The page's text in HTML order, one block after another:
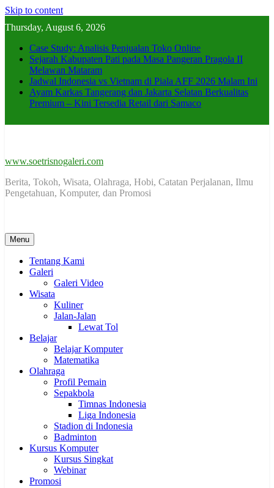
Skip to content
Thursday, August 6, 2026
Case Study: Analisis Penjualan Toko Online
Sejarah Kabupaten Pati pada Masa Pangeran Pragola II
Melawan Mataram
Jadwal Indonesia vs Vietnam di Piala AFF 2026 Malam Ini
Ayam Karkas Tangerang dan Jakarta Selatan Berkualitas
Premium – Kini Tersedia Retail dari Samaco
www.soetrisnogaleri.com
Berita, Tokoh, Wisata, Olahraga, Hobi, Catatan Perjalanan, Ilmu
Pengetahuan, Komputer, dan Promosi
Menu
Tentang Kami
Galeri
Galeri Video
Wisata
Kuliner
Jalan-Jalan
Lewat Tol
Belajar
Belajar Komputer
Matematika
Olahraga
Profil Pemain
Sepakbola
Timnas Indonesia
Liga Indonesia
Stadion di Indonesia
Badminton
Kursus Komputer
Kursus Singkat
Webinar
Promosi